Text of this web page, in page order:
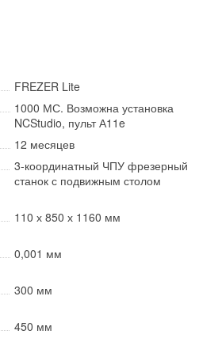
FREZER Lite
1000 МС. Возможна установка
NCStudio, пульт А11e
12 месяцев
3-координатный ЧПУ фрезерный
станок с подвижным столом
110 х 850 х 1160 мм
0,001 мм
300 мм
450 мм